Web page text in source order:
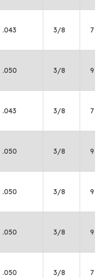
.043 3/8 7
.050 3/8 9
.043 3/8 7
.050 3/8 9
.050 3/8 9
.050 3/8 9
.050 3/8 7